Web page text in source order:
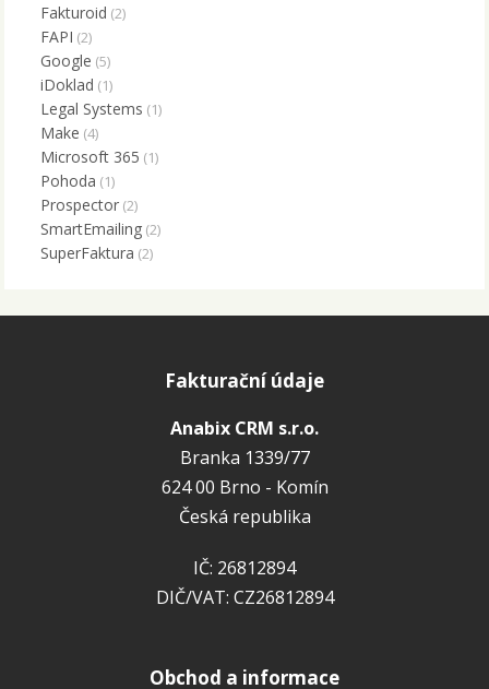
Fakturoid (2)
FAPI (2)
Google (5)
iDoklad (1)
Legal Systems (1)
Make (4)
Microsoft 365 (1)
Pohoda (1)
Prospector (2)
SmartEmailing (2)
SuperFaktura (2)
Fakturační údaje
Anabix CRM s.r.o.
Branka 1339/77
624 00 Brno - Komín
Česká republika
IČ: 26812894
DIČ/VAT: CZ26812894
Obchod a informace